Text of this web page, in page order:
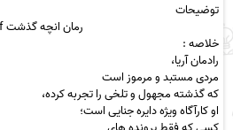
توضیحات
رمانانچه گذشت
خلاصه :
رادمان آریا،
مردی مستبد و مرموز است
که گذشته مجهول و تلخی را تجربه کرده،
او کارآگاه ویژه دایره جنایی است؛